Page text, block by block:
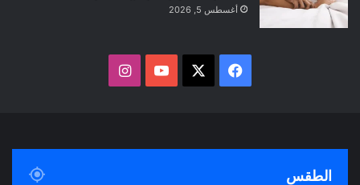
أغسطس 5, 2026
الطقس